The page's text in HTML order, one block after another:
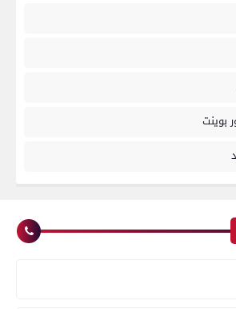
بوينت